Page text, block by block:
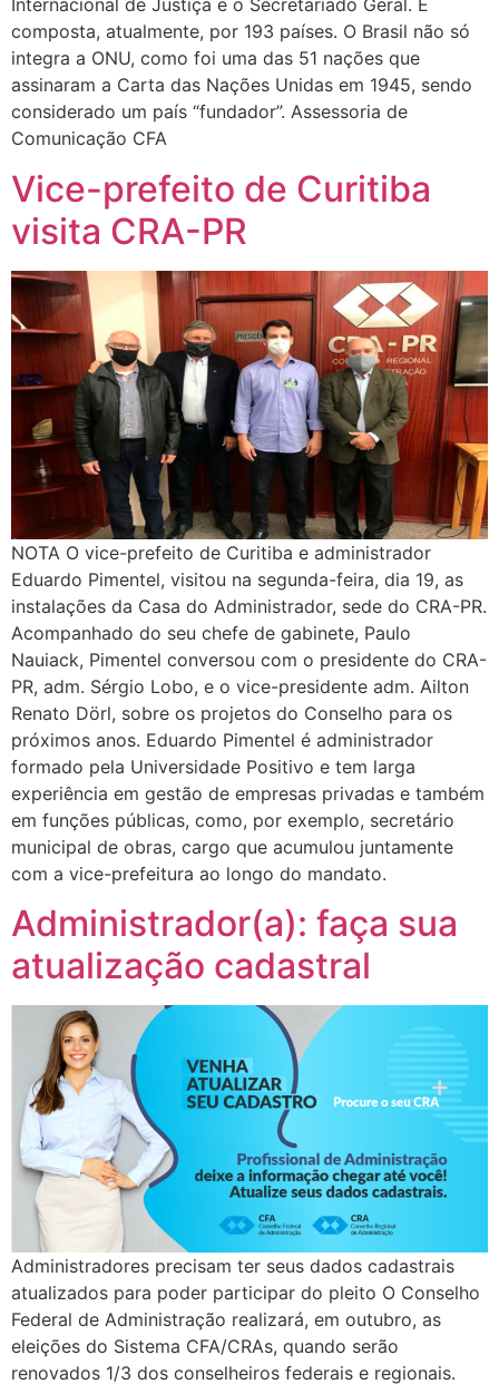
Internacional de Justiça e o Secretariado Geral. É
composta, atualmente, por 193 países. O Brasil não só
integra a ONU, como foi uma das 51 nações que
assinaram a Carta das Nações Unidas em 1945, sendo
considerado um país “fundador”. Assessoria de
Comunicação CFA
Vice-prefeito de Curitiba
visita CRA-PR
NOTA O vice-prefeito de Curitiba e administrador
Eduardo Pimentel, visitou na segunda-feira, dia 19, as
instalações da Casa do Administrador, sede do CRA-PR.
Acompanhado do seu chefe de gabinete, Paulo
Nauiack, Pimentel conversou com o presidente do CRA-
PR, adm. Sérgio Lobo, e o vice-presidente adm. Ailton
Renato Dörl, sobre os projetos do Conselho para os
próximos anos. Eduardo Pimentel é administrador
formado pela Universidade Positivo e tem larga
experiência em gestão de empresas privadas e também
em funções públicas, como, por exemplo, secretário
municipal de obras, cargo que acumulou juntamente
com a vice-prefeitura ao longo do mandato.
Administrador(a): faça sua
atualização cadastral
Administradores precisam ter seus dados cadastrais
atualizados para poder participar do pleito O Conselho
Federal de Administração realizará, em outubro, as
eleições do Sistema CFA/CRAs, quando serão
renovados 1/3 dos conselheiros federais e regionais.